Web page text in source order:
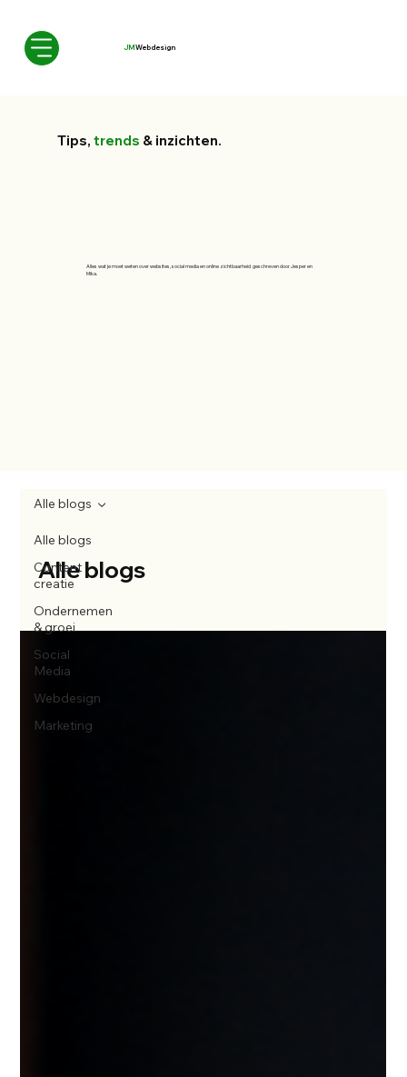
Tips, trends & inzichten.
Alles wat je moet weten over websites, social media en online zichtbaarheid geschreven door Jesper en
Mika.
JMWebdesign
Alle blogs
Content
creatie
Ondernemen
& groei
Social
Media
Webdesign
Marketing
Alle blogs
Alle blogs